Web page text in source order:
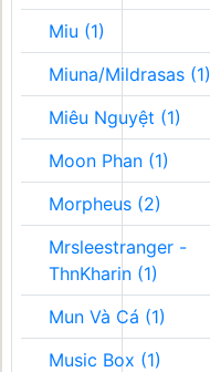
Miu (1)
Miuna/Mildrasas (1)
Miêu Nguyệt (1)
Moon Phan (1)
Morpheus (2)
Mrsleestranger -
ThnKharin (1)
Mun Và Cá (1)
Music Box (1)